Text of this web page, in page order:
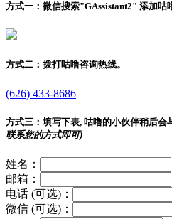
方式一： 微信搜索"GAssistant2" 添加咕
方式二： 拨打咕噜咨询热线。
(626) 433-8686
方式三： 填写下表, 咕噜的小伙伴稍后会
联系您的方式即可)
姓名：
邮箱：
电话 (可选)：
微信 (可选)：